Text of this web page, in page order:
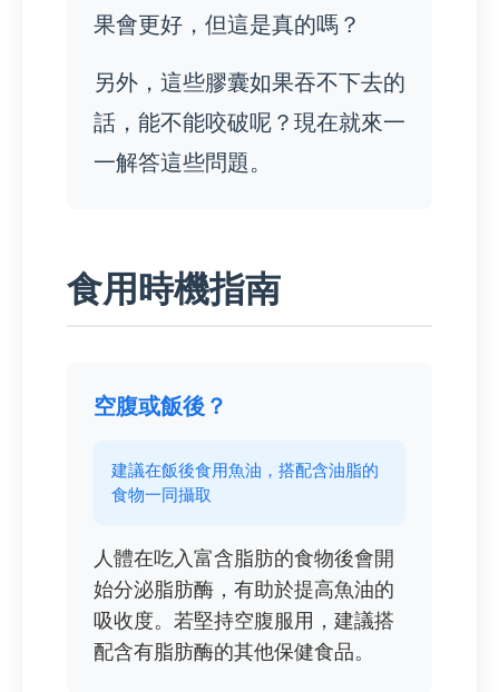
果會更好，但這是真的嗎？
另外，這些膠囊如果吞不下去的
話，能不能咬破呢？現在就來一
一解答這些問題。
食用時機指南
空腹或飯後？
建議在飯後食用魚油，搭配含油脂的
食物一同攝取
人體在吃入富含脂肪的食物後會開
始分泌脂肪酶，有助於提高魚油的
吸收度。若堅持空腹服用，建議搭
配含有脂肪酶的其他保健食品。